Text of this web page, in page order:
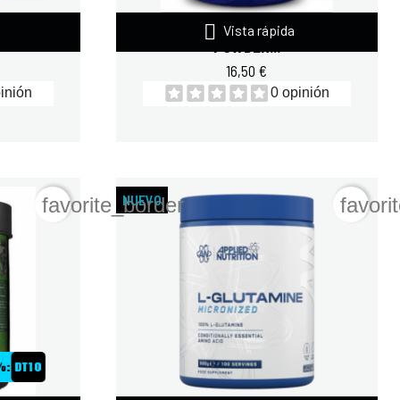
 Vista rápida
QUAMTRAX L-GLUTAMINE
POWDER...
16,50 €
0 opinión
favorite_border
NUEVO